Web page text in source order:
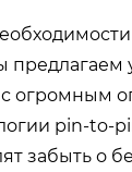
огромным
pin-to-
забыть о